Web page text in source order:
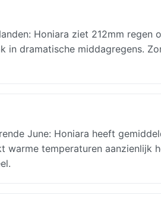
Honiara ziet 212mm regen
in dramatische middagregens.
June: Honiara heeft
temperaturen aanzienlijk